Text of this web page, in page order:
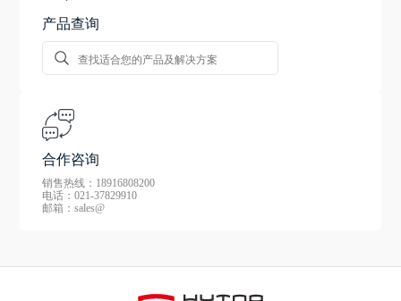
产品查询
合作咨询
销售热线：18916808200
电话：021-37829910
邮箱：sales@